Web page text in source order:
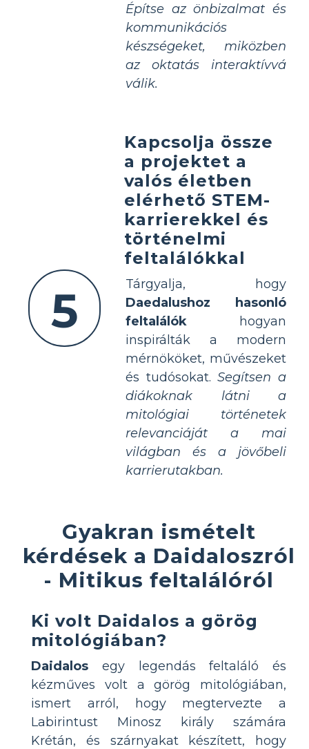
Építse az önbizalmat és
kommunikációs
készségeket, miközben
az oktatás interaktívvá
válik.
5
Kapcsolja össze
a projektet a
valós életben
elérhető STEM-
karrierekkel és
történelmi
feltalálókkal
Tárgyalja, hogy
Daedalushoz hasonló
feltalálók hogyan
inspirálták a modern
mérnököket, művészeket
és tudósokat.Segítsen a
diákoknak látni a
mitológiai történetek
relevanciáját a mai
világban és a jövőbeli
karrierutakban.
Gyakran ismételt
kérdések a Daidaloszról
- Mitikus feltalálóról
Ki volt Daidalos a görög
mitológiában?
Daidalos egy legendás feltaláló és
kézműves volt a görög mitológiában,
ismert arról, hogy megtervezte a
Labirintust Minosz király számára
Krétán, és szárnyakat készített, hogy